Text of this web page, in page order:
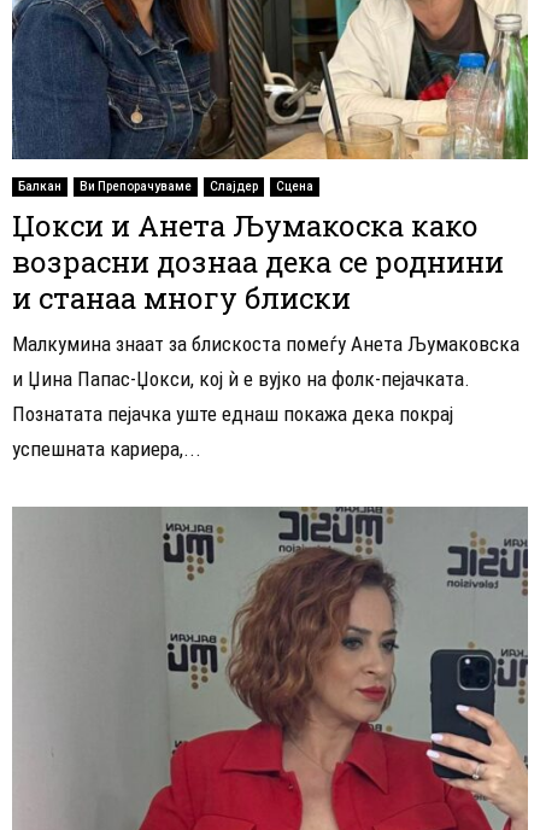
Балкан Ви Препорачуваме Слајдер Сцена
Џокси и Анета Љумакоска како
возрасни дознаа дека се роднини
и станаа многу блиски
Малкумина знаат за блискоста помеѓу Анета Љумаковска
и Џина Папас-Џокси, кој ѝ е вујко на фолк-пејачката.
Познатата пејачка уште еднаш покажа дека покрај
успешната кариера,...